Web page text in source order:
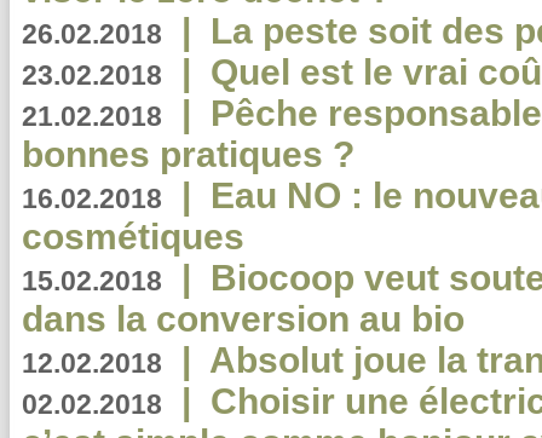
26.02.2018 | La peste soit des
23.02.2018 | Quel est le vrai
21.02.2018 | Pêche
bonnes pratiques ?
16.02.2018 | Eau NO : le
cosmétiques
15.02.2018 | Biocoop veut
dans la conversion au bio
12.02.2018 | Absolut joue la
02.02.2018 | Choisir une